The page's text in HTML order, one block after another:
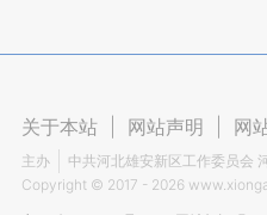
关于本站 网站声明 网
主办
中共河北雄安新区工作委员会
Copyright © 2017 - 2026